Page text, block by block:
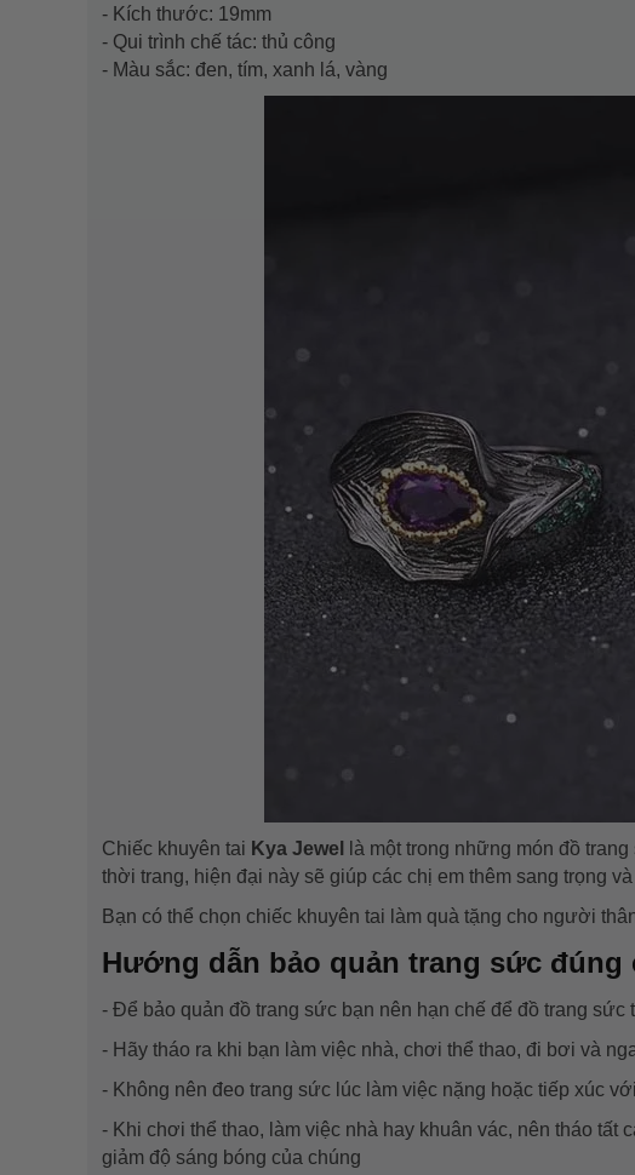
- Kích thước: 19mm
- Qui trình chế tác: thủ công
- Màu sắc: đen, tím, xanh lá, vàng
Chiếc khuyên tai Kya Jewel
là một trong những món đồ
thời trang, hiện đại này sẽ giúp các chị em thêm sang trọng
Bạn có thể chọn chiếc khuyên tai làm quà tặng cho người
Hướng dẫn bảo quản trang sức đúng
- Để bảo quản đồ trang sức bạn nên hạn chế để đồ trang sức
- Hãy tháo ra khi bạn làm việc nhà, chơi thể thao, đi bơi và
- Không nên đeo trang sức lúc làm việc nặng hoặc tiếp xúc
- Khi chơi thể thao, làm việc nhà hay khuân vác, nên tháo
giảm độ sáng bóng của chúng